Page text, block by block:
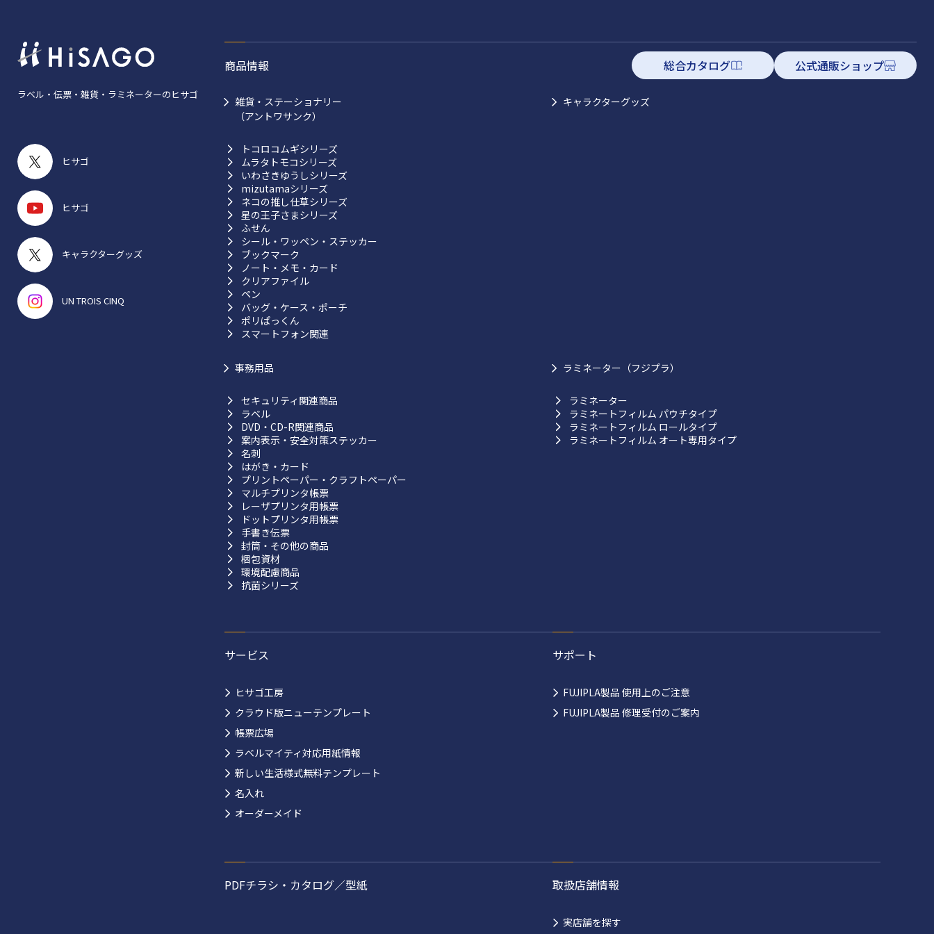
ラベル・伝票・雑貨・ラミネーターのヒサゴ
ヒサゴ
ヒサゴ
キャラクターグッズ
UN TROIS CINQ
商品情報 総合カタログ 公式通販ショップ
雑貨・ステーショナリー
（アントワサンク）
トコロコムギシリーズ
ムラタトモコシリーズ
いわさきゆうしシリーズ
mizutamaシリーズ
ネコの推し仕草シリーズ
星の王子さまシリーズ
ふせん
シール・ワッペン・ステッカー
ブックマーク
ノート・メモ・カード
クリアファイル
ペン
バッグ・ケース・ポーチ
ポリぱっくん
スマートフォン関連
キャラクターグッズ
事務用品
セキュリティ関連商品
ラベル
DVD・CD-R関連商品
案内表示・安全対策ステッカー
名刺
はがき・カード
プリントペーパー・クラフトペーパー
マルチプリンタ帳票
レーザプリンタ用帳票
ドットプリンタ用帳票
手書き伝票
封筒・その他の商品
梱包資材
環境配慮商品
抗菌シリーズ
ラミネーター（フジプラ）
ラミネーター
ラミネートフィルム パウチタイプ
ラミネートフィルム ロールタイプ
ラミネートフィルム オート専用タイプ
サービス
ヒサゴ工房
クラウド版ニューテンプレート
帳票広場
ラベルマイティ対応用紙情報
新しい生活様式無料テンプレート
名入れ
オーダーメイド
サポート
FUJIPLA製品 使用上のご注意
FUJIPLA製品 修理受付のご案内
PDFチラシ・カタログ／型紙 取扱店舗情報
実店舗を探す